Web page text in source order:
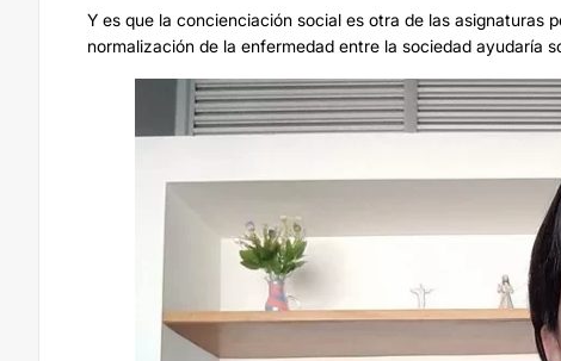
Y es que la concienciación social es otra de las asignaturas
normalización de la enfermedad entre la sociedad ayudaría